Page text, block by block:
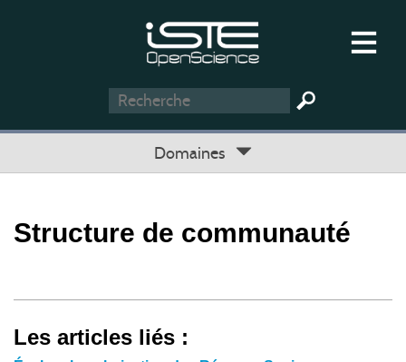
Domaines
Structure de communauté
Les articles liés :